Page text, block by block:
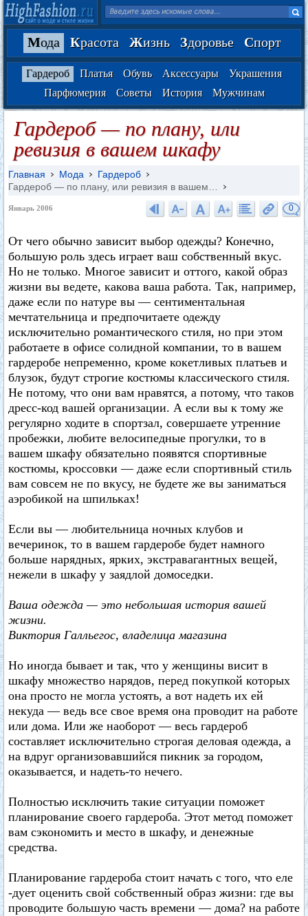
Мода Красота Жизнь Здоровье Спорт
Гардероб Платья Обувь Аксессуары
Украшения
Парфюмерия
Советы История Мужчинам
Гардероб — по плану, или
ревизия в вашем шкафу
Главная Мода
Гардероб
Гардероб — по плану, или ревизия в вашем…
Январь 2006 0
От чего обычно зависит выбор одежды? Конечно,
большую роль здесь играет ваш собственный вкус.
Но не только. Многое зависит и оттого, какой образ
жизни вы ведете, какова ваша работа. Так, например,
даже если по натуре вы — сентиментальная
мечтательница и предпочитаете одежду
исключительно романтического стиля, но при этом
работаете в офисе солидной компании, то в вашем
гардеробе непременно, кроме кокетливых платьев и
блузок, будут строгие костюмы классического стиля.
Не потому, что они вам нравятся, а потому, что таков
дресс-код вашей организации. А если вы к тому же
регулярно ходите в спортзал, совершаете утренние
пробежки, любите велосипедные прогулки, то в
вашем шкафу обязательно появятся спортивные
костюмы, кроссовки — даже если спортивный стиль
вам совсем не по вкусу, не будете же вы заниматься
аэробикой на шпильках!
Если вы — любительница ночных клубов и
вечеринок, то в вашем гардеробе будет намного
больше нарядных, ярких, экстравагантных вещей,
нежели в шкафу у заядлой домоседки.
Ваша одежда — это небольшая история вашей
жизни.
Виктория Галльегос, владелица магазина
Но иногда бывает и так, что у женщины висит в
шкафу множество нарядов, перед покупкой которых
она просто не могла устоять, а вот надеть их ей
некуда — ведь все свое время она проводит на работе
или дома. Или же наоборот — весь гардероб
составляет исключительно строгая деловая одежда, а
на вдруг организовавшийся пикник за городом,
оказывается, и надеть-то нечего.
Полностью исключить такие ситуации поможет
планирование своего гардероба. Этот метод поможет
вам сэкономить и место в шкафу, и денежные
средства.
Планирование гардероба стоит начать с того, что еле
-дует оценить свой собственный образ жизни: где вы
проводите большую часть времени — дома? на работе